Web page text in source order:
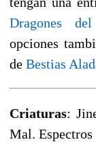
Dragones
opciones
de Bestias
Criaturas:
Mal. Espectros